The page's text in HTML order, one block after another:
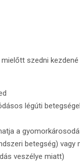
szedni
légúti
a
betegség) vagy
veszélye miatt)